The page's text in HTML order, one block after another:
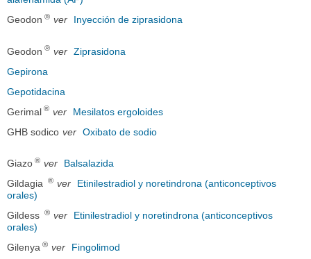
Geodon ® ver Inyección de ziprasidona
Geodon ® ver Ziprasidona
Gepirona
Gepotidacina
Gerimal ® ver
Mesilatos ergoloides
GHB sodico ver Oxibato de sodio
Giazo ® ver
Balsalazida
Gildagia ® ver
Etinilestradiol y noretindrona (anticonceptivos
orales)
Gildess ® ver
Etinilestradiol y noretindrona (anticonceptivos
orales)
Gilenya ® ver
Fingolimod